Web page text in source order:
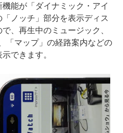
能が「ダイナミック・アイ
ノッチ」部分を表示ディス
、再生中のミュージック、
「マップ」の経路案内などの
できます。